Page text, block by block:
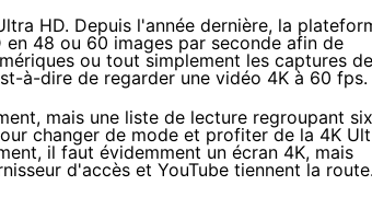
HD. Depuis l'année dernière, la
48 ou 60 images par seconde afin de
ou tout simplement les captures de
à-dire de regarder une vidéo 4K à 60 fps.
mais une liste de lecture regroupant six
changer de mode et profiter de la 4K
il faut évidemment un écran 4K, mais
d'accès et YouTube tiennent la